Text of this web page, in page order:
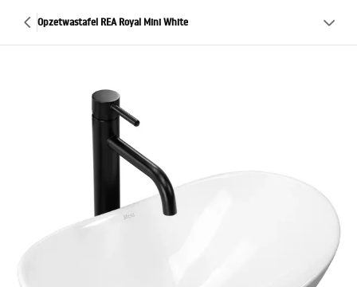
Opzetwastafel REA Royal Mini White